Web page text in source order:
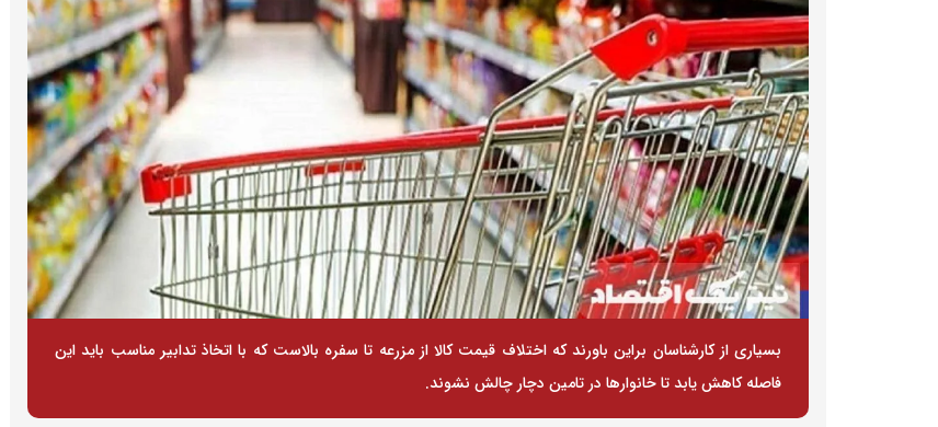
بسیاری از کارشناسان براین باورند که اختلاف قیمت کالا از مزرعه تا سفره بالاست که با اتخاذ تدابیر مناسب باید این
فاصله کاهش یابد تا خانوار‌ها در تامین دچار چالش نشوند.